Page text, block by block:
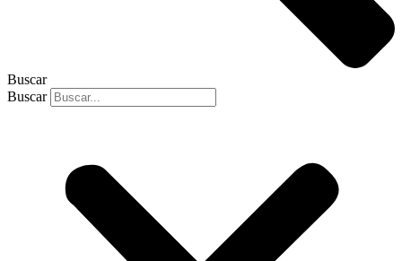
Buscar
Buscar